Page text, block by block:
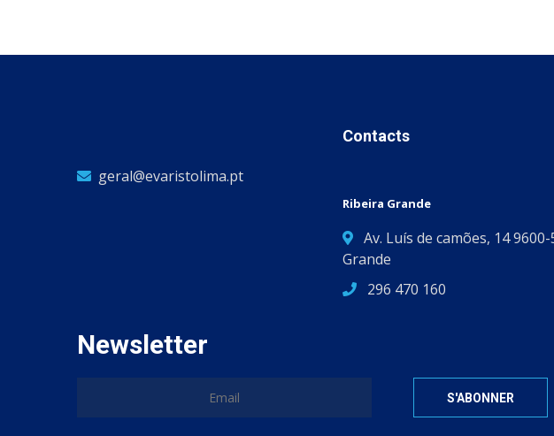
geral@evaristolima.pt
Contacts
Ribeira Grande
Av. Luís de camões, 14
Grande
296 470 160
Newsletter